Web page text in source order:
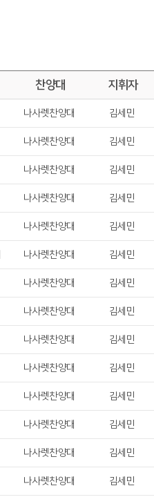
찬양대 지휘자
나사렛찬양대 김세민
나사렛찬양대 김세민
나사렛찬양대 김세민
나사렛찬양대 김세민
나사렛찬양대 김세민
나사렛찬양대 김세민
나사렛찬양대 김세민
나사렛찬양대 김세민
나사렛찬양대 김세민
나사렛찬양대 김세민
나사렛찬양대 김세민
나사렛찬양대 김세민
나사렛찬양대 김세민
나사렛찬양대 김세민